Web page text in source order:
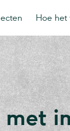
Hoe het
met